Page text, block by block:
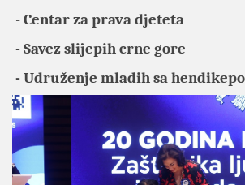
-Centar za prava djeteta
- Savez slijepih crne gore
- Udruženje mladih sa